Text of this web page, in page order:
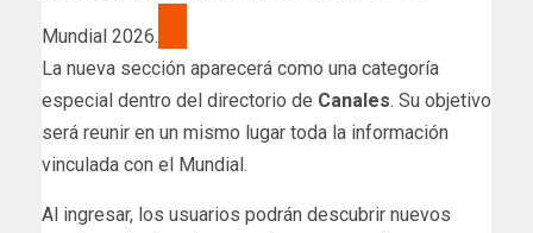
Mundial 2026.
La nueva sección aparecerá como una categoría
especial dentro del directorio de Canales. Su objetivo
será reunir en un mismo lugar toda la información
vinculada con el Mundial.
Al ingresar, los usuarios podrán descubrir nuevos